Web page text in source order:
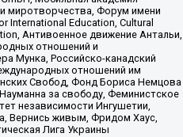
миротворчества, Форум имени
International Education, Cultural
Антивоенное движение Антальи,
отношений и
Мунка, Российско-канадский
отношений им
Свобод, Фонд Бориса Немцова
за свободу, Феминистское
независимости Ингушетии,
Вернись живым, Фридом Хаус,
Лига Украины